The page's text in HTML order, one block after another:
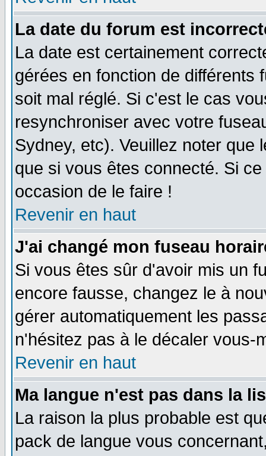
La date du forum est
La date est certainement
gérées en fonction de différents
soit mal réglé. Si c'est le cas
resynchroniser avec votre
Sydney, etc). Veuillez noter que
que si vous êtes connecté. Si
occasion de le faire !
Revenir en haut
J'ai changé mon fuseau
Si vous êtes sûr d'avoir mis un
encore fausse, changez le à
gérer automatiquement les
n'hésitez pas à le décaler vous-
Revenir en haut
Ma langue n'est pas dans la
La raison la plus probable est
pack de langue vous